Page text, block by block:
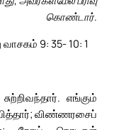
கொண்டார்.
வாசகம் 9: 35- 10: 1
எங்கும்
விண்ணரசைப்